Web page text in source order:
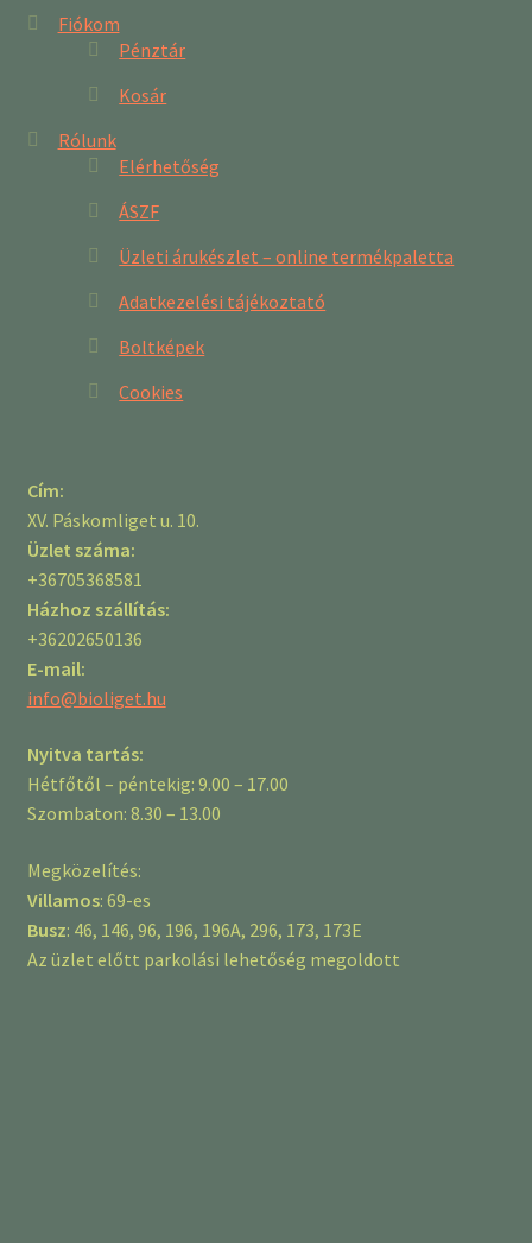
Fiókom
Pénztár
Kosár
Rólunk
Elérhetőség
ÁSZF
Üzleti árukészlet – online termékpaletta
Adatkezelési tájékoztató
Boltképek
Cookies
Cím:
XV. Páskomliget u. 10.
Üzlet száma:
+36705368581
Házhoz szállítás:
+36202650136
E-mail:
info@bioliget.hu
Nyitva tartás:
Hétfőtől – péntekig: 9.00 – 17.00
Szombaton: 8.30 – 13.00
Megközelítés:
Villamos: 69-es
Busz: 46, 146, 96, 196, 196A, 296, 173, 173E
Az üzlet előtt parkolási lehetőség megoldott